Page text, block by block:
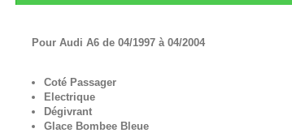
Pour Audi A6 de 04/1997 à 04/2004
Coté Passager
Electrique
Dégivrant
Glace Bombee Bleue